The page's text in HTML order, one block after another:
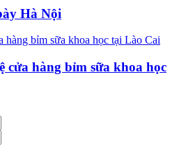
Hà Nội
cửa hàng bỉm sữa khoa học